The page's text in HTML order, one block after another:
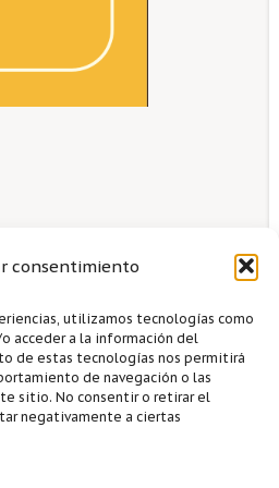
consentimiento
utilizamos tecnologías como
acceder a la información del
de estas tecnologías nos permitirá
de navegación o las
sitio. No consentir o retirar el
negativamente a ciertas